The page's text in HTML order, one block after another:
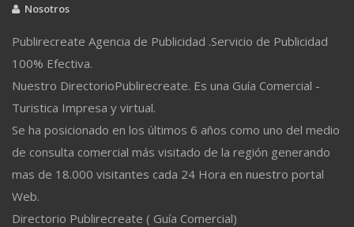
Nosotros
Publirecreate Agencia de Publicidad .Servicio de Publicidad
100% Efectiva.
Nuestro DirectorioPublirecreate. Es una Guía Comercial -
Turistica Impresa y virtual.
Se ha posicionado en los últimos 6 años como uno del medio
de consulta comercial más visitado de la región generando
mas de 18.000 visitantes cada 24 Hora en nuestro portal
Web.
Directorio Publirecreate ( Guía Comercial)